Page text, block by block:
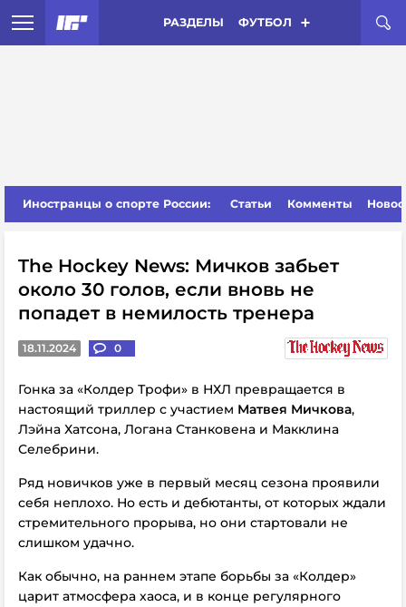
РАЗДЕЛЫ ФУТБОЛ
Иностранцы о спорте России: Статьи Комменты
The Hockey News: Мичков забьет
около 30 голов, если вновь не
попадет в немилость тренера
18.11.2024 0
Гонка за «Колдер Трофи» в НХЛ превращается в
настоящий триллер с участием Матвея Мичкова,
Лэйна Хатсона, Логана Станковена и Макклина
Селебрини.
Ряд новичков уже в первый месяц сезона проявили
себя неплохо. Но есть и дебютанты, от которых ждали
стремительного прорыва, но они стартовали не
слишком удачно.
Как обычно, на раннем этапе борьбы за «Колдер»
царит атмосфера хаоса, и в конце регулярного